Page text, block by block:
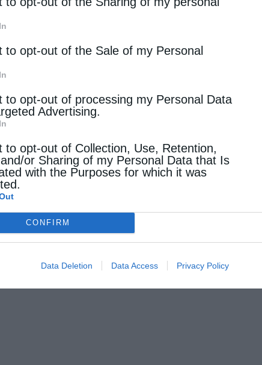
to opt-out of the Sale of my Personal
to opt-out of processing my Personal Data
Advertising.
to opt-out of Collection, Use, Retention,
or Sharing of my Personal Data that Is
with the Purposes for which it was
CONFIRM
Data Deletion Data Access Privacy Policy
Ιεροσολύμων: Εκφράζουμε την
Γάζα
Ἱεροσολύμων ἐκφράζει τήν
ἀποδοκιμασίαν αὐτοῦ καί τήν καταδίκην
διά τό πλῆγμα, τό ὁποῖον ἐστόχευσε τόν
Ἱερόν Ναόν τῆς Ἁγίας Οἰκογενείας εἰς τήν
τῆς Γάζης. …